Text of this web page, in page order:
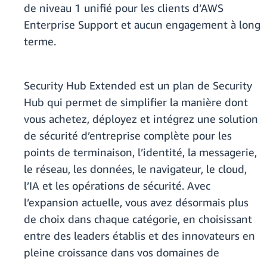
de niveau 1 unifié pour les clients d’AWS
Enterprise Support et aucun engagement à long
terme.
Security Hub Extended est un plan de Security
Hub qui permet de simplifier la manière dont
vous achetez, déployez et intégrez une solution
de sécurité d’entreprise complète pour les
points de terminaison, l’identité, la messagerie,
le réseau, les données, le navigateur, le cloud,
l’IA et les opérations de sécurité. Avec
l’expansion actuelle, vous avez désormais plus
de choix dans chaque catégorie, en choisissant
entre des leaders établis et des innovateurs en
pleine croissance dans vos domaines de